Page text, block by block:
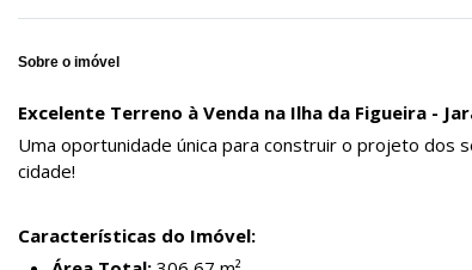
Sobre o imóvel
Excelente Terreno à Venda na Ilha da Figueira -
Uma oportunidade única para construir o projeto dos
cidade!
Características do Imóvel: